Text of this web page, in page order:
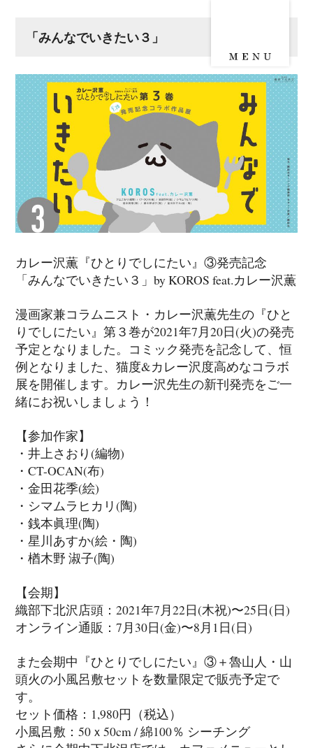
「みんなでいきたい３」
カレー沢薫『ひとりでしにたい』③発売記念
「みんなでいきたい３」by KOROS feat.カレー沢薫
漫画家兼コラムニスト・カレー沢薫先生の『ひと
りでしにたい』第３巻が2021年7月20日(火)の発売
予定となりました。コミック発売を記念して、恒
例となりました、猫度&カレー沢度高めなコラボ
展を開催します。カレー沢先生の新刊発売をご一
緒にお祝いしましょう！
【参加作家】
・井上さおり(編物)
・CT-OCAN(布)
・金田花季(絵)
・シマムラヒカリ(陶)
・銭本眞理(陶)
・星川あすか(絵・陶)
・楢木野 淑子(陶)
【会期】
織部下北沢店頭：2021年7月22日(木祝)〜25日(日)
オンライン通販：7月30日(金)〜8月1日(日)
また会期中『ひとりでしにたい』③＋魯山人・山
頭火の小風呂敷セットを数量限定で販売予定で
す。
セット価格：1,980円（税込）
小風呂敷：50ｘ50cm / 綿100％ シーチング